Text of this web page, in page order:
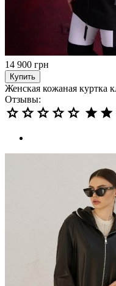
14 900 грн
Купить
Женская кожаная куртка
Отзывы: